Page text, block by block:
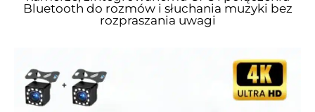
Bluetooth do rozmów i słuchania muzyki bez
rozpraszania uwagi